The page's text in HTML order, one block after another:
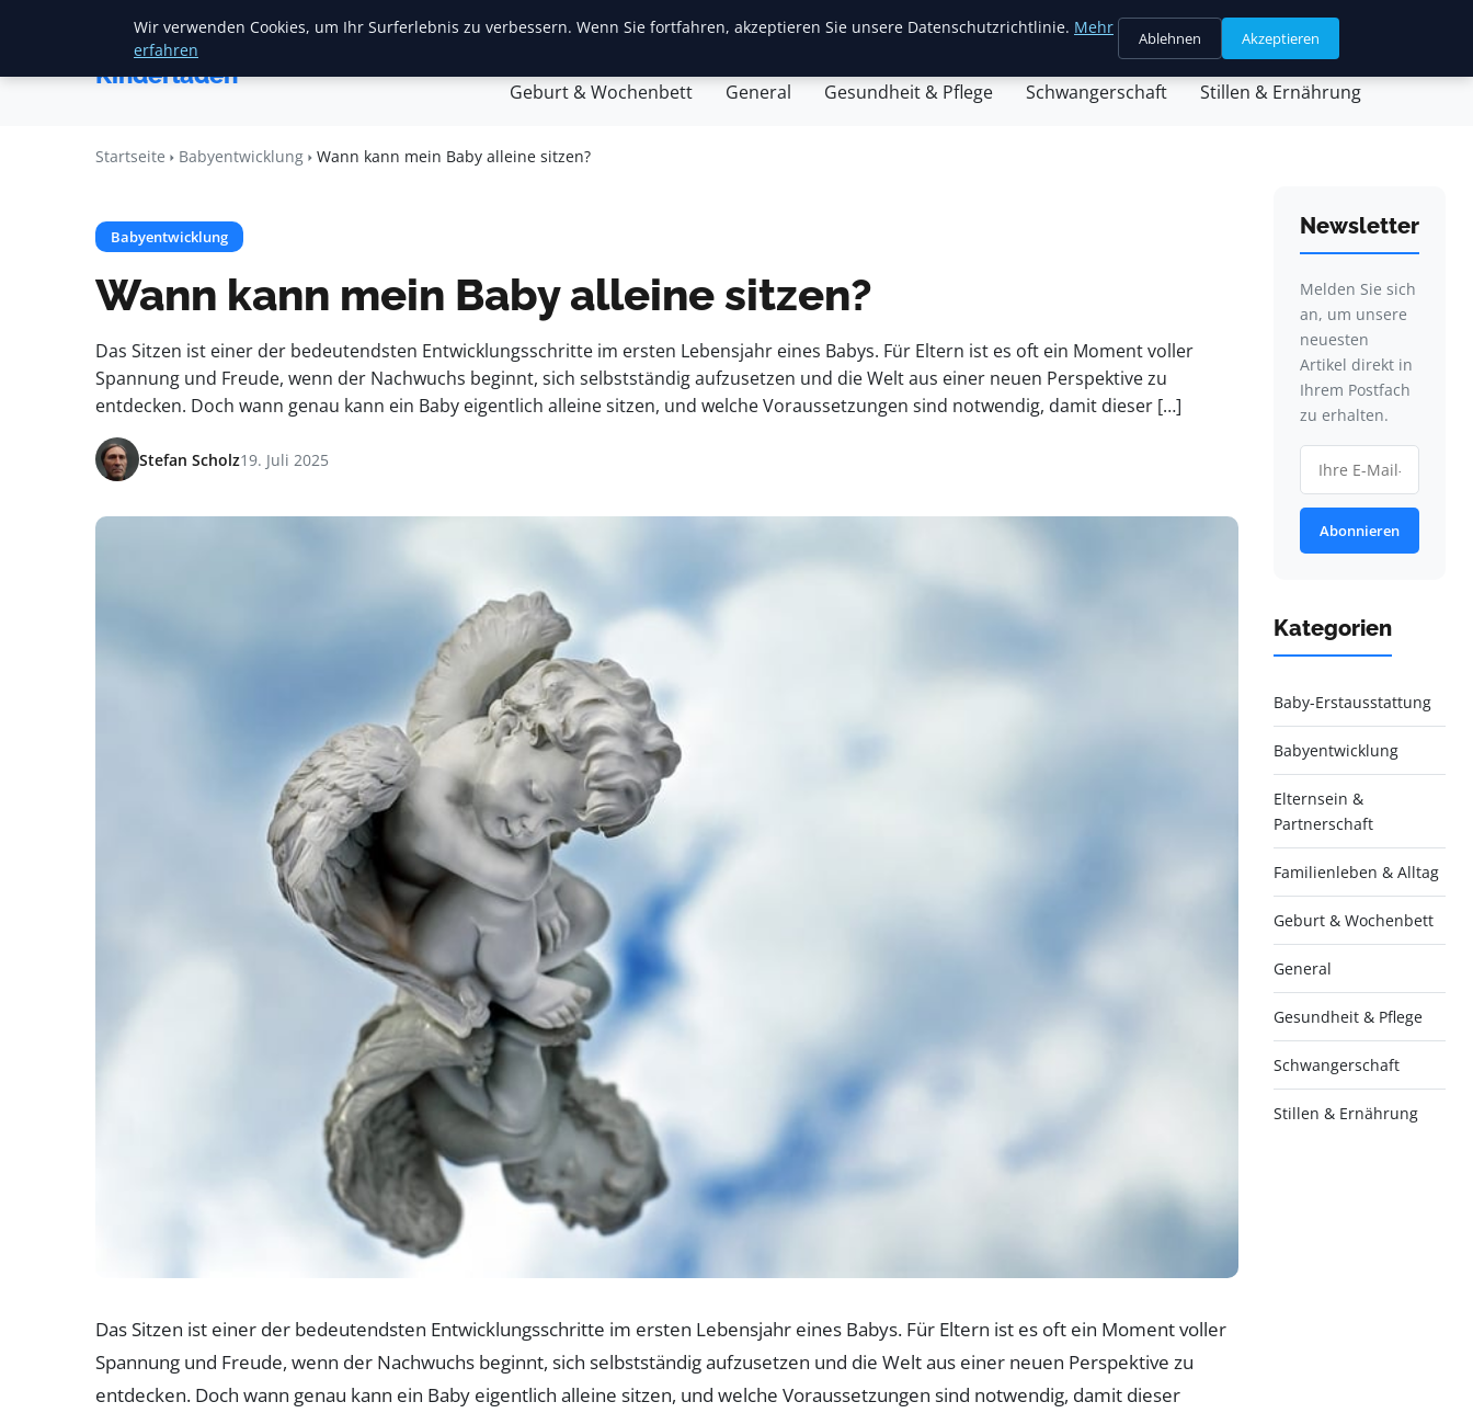
Mariannes
Kinderladen
Babyentwicklung Elternsein & Partnerschaft Familienleben & Alltag
Geburt & Wochenbett General Gesundheit & Pflege Schwangerschaft Stillen & Ernährung
Startseite Babyentwicklung Wann kann mein Baby alleine sitzen?
Babyentwicklung
Wann kann mein Baby alleine sitzen?
Das Sitzen ist einer der bedeutendsten Entwicklungsschritte im ersten Lebensjahr eines Babys. Für Eltern ist es oft ein Moment voller
Spannung und Freude, wenn der Nachwuchs beginnt, sich selbstständig aufzusetzen und die Welt aus einer neuen Perspektive zu
entdecken. Doch wann genau kann ein Baby eigentlich alleine sitzen, und welche Voraussetzungen sind notwendig, damit dieser […]
Stefan Scholz19. Juli 2025
Das Sitzen ist einer der bedeutendsten Entwicklungsschritte im ersten Lebensjahr eines Babys. Für Eltern ist es oft ein Moment voller
Spannung und Freude, wenn der Nachwuchs beginnt, sich selbstständig aufzusetzen und die Welt aus einer neuen Perspektive zu
entdecken. Doch wann genau kann ein Baby eigentlich alleine sitzen, und welche Voraussetzungen sind notwendig, damit dieser
Newsletter
Melden Sie sich
an, um unsere
neuesten
Artikel direkt in
Ihrem Postfach
zu erhalten.
Abonnieren
Kategorien
Baby-Erstausstattung
Babyentwicklung
Elternsein &
Partnerschaft
Familienleben & Alltag
Geburt & Wochenbett
General
Gesundheit & Pflege
Schwangerschaft
Stillen & Ernährung
Wir verwenden Cookies, um Ihr Surferlebnis zu verbessern. Wenn Sie fortfahren, akzeptieren Sie unsere Datenschutzrichtlinie. Mehr
erfahren
Ablehnen Akzeptieren